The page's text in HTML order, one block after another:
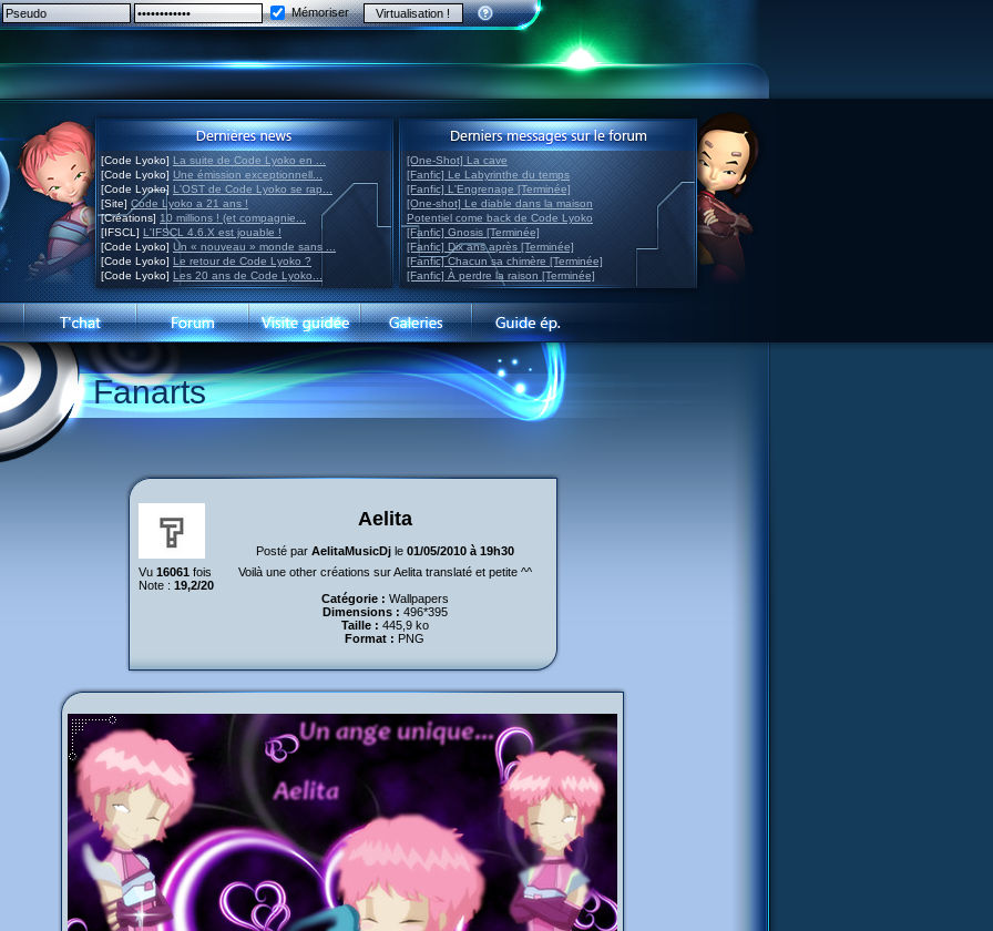
Mémoriser
[Code Lyoko] La suite de Code Lyoko en ...
[Code Lyoko] Une émission exceptionnell...
[Code Lyoko] L'OST de Code Lyoko se rap...
[Site] Code Lyoko a 21 ans !
[Créations] 10 millions ! (et compagnie...
[IFSCL] L'IFSCL 4.6.X est jouable !
[Code Lyoko] Un « nouveau » monde sans ...
[Code Lyoko] Le retour de Code Lyoko ?
[Code Lyoko] Les 20 ans de Code Lyoko...
[One-Shot] La cave
[Fanfic] Le Labyrinthe du temps
[Fanfic] L'Engrenage [Terminée]
[One-shot] Le diable dans la maison
Potentiel come back de Code Lyoko
[Fanfic] Gnosis [Terminée]
[Fanfic] Dix ans après [Terminée]
[Fanfic] Chacun sa chimère [Terminée]
[Fanfic] À perdre la raison [Terminée]
Fanarts
Aelita
Posté par AelitaMusicDjle 01/05/2010 à 19h30
Vu 16061 fois
Note : 19,2/20
Voilà une other créations sur Aelita translaté et petite ^^
Catégorie : Wallpapers
Dimensions : 496*395
Taille : 445,9 ko
Format : PNG